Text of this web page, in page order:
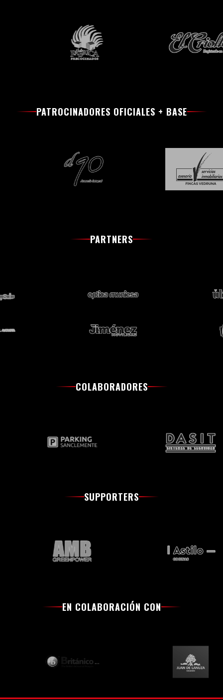
PATROCINADORES OFICIALES + BASE
PARTNERS
COLABORADORES
SUPPORTERS
EN COLABORACIÓN CON